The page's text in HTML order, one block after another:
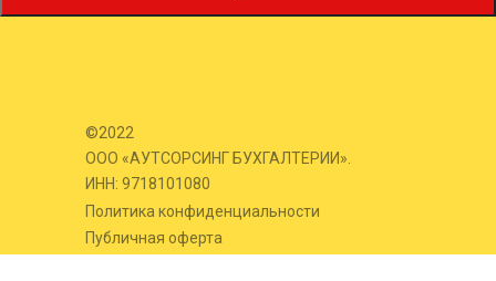
©2022
ООО «АУТСОРСИНГ БУХГАЛТЕРИИ».
ИНН: 9718101080
Политика конфиденциальности
Публичная оферта